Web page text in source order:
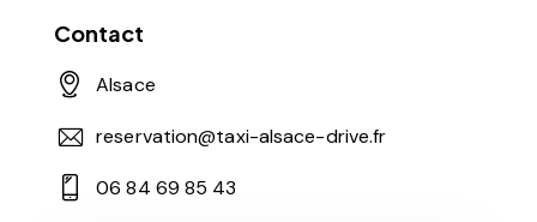
Contact
Alsace
reservation@taxi-alsace-drive.fr
06 84 69 85 43